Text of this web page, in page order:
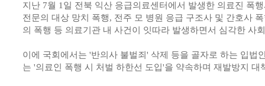
지난 7월 1일 전북 익산 응급의료센터에서 발생한 의료진 폭
전문의 대상 망치 폭행, 전주 모 병원 응급 구조사 및 간호사
의 폭행 등 의료기관 내 사건이 잇따라 발생하면서 심각한 사
이에 국회에서는 '반의사 불벌죄' 삭제 등을 골자로 하는 입법
는 '의료인 폭행 시 처벌 하한선 도입'을 약속하며 재발방지 대